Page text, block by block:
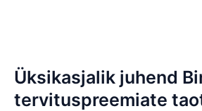
Üksikasjalik juhend
tervituspreemiate